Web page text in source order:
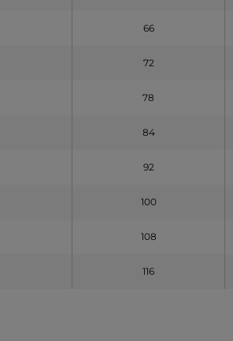
66
72
78
84
92
100
108
116